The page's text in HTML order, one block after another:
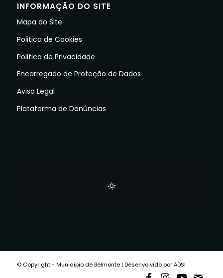
INFORMAÇÃO DO SITE
Mapa do Site
Politica de Cookies
Politica de Privacidade
Encarregado de Proteção de Dados
Aviso Legal
Plataforma de Denúncias
© Copyright - Município de Belmonte | Desenvolvido por ADSI